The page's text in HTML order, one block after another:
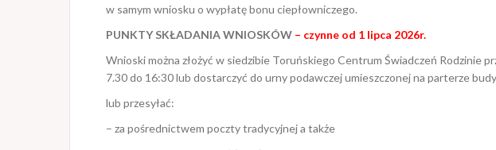
w samym wniosku o wypłatę bonu ciepłowniczego.
PUNKTY SKŁADANIA WNIOSKÓW – czynne od 1 lipca 2026r.
Wnioski można złożyć w siedzibie Toruńskiego Centrum Świadczeń Rodzinie
7.30 do 16:30 lub dostarczyć do urny podawczej umieszczonej na parterze
lub przesyłać:
– za pośrednictwem poczty tradycyjnej a także